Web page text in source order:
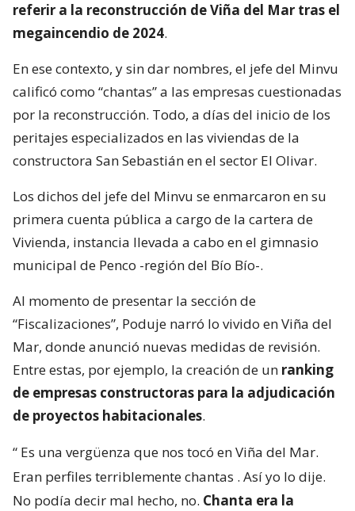
referir a la reconstrucción de Viña del Mar tras el
megaincendio de 2024.
En ese contexto, y sin dar nombres, el jefe del Minvu
calificó como “chantas” a las empresas cuestionadas
por la reconstrucción. Todo, a días del inicio de los
peritajes especializados en las viviendas de la
constructora San Sebastián en el sector El Olivar.
Los dichos del jefe del Minvu se enmarcaron en su
primera cuenta pública a cargo de la cartera de
Vivienda, instancia llevada a cabo en el gimnasio
municipal de Penco -región del Bío Bío-.
Al momento de presentar la sección de
“Fiscalizaciones”, Poduje narró lo vivido en Viña del
Mar, donde anunció nuevas medidas de revisión.
Entre estas, por ejemplo, la creación de un ranking
de empresas constructoras para la adjudicación
de proyectos habitacionales.
“ Es una vergüenza que nos tocó en Viña del Mar.
Eran perfiles terriblemente chantas . Así yo lo dije.
No podía decir mal hecho, no. Chanta era la